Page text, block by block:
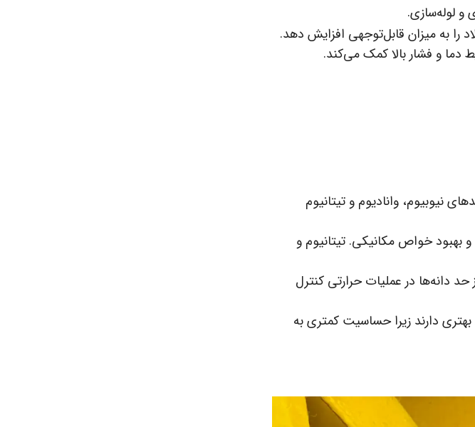
و لوله‌سازی.
را به میزان قابل‌توجهی افزایش دهد.
دما و فشار بالا کمک می‌کند.
نیوبیوم، وانادیوم و تیتانیوم
بهبود خواص مکانیکی. تیتانیوم و
دانه‌ها در عملیات حرارتی کنترل
بهتری دارند زیرا حساسیت کمتری به